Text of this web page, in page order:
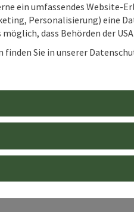
ein umfassendes Website-
Personalisierung) eine
dass Behörden der
Sie in unserer